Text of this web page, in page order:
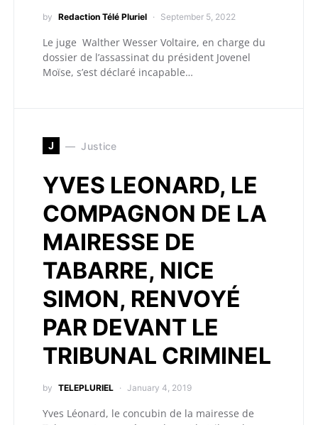
by Redaction Télé Pluriel September 5, 2022
Le juge Walther Wesser Voltaire, en charge du
dossier de l’assassinat du président Jovenel
Moïse, s’est déclaré incapable…
J Justice
YVES LEONARD, LE
COMPAGNON DE LA
MAIRESSE DE
TABARRE, NICE
SIMON, RENVOYÉ
PAR DEVANT LE
TRIBUNAL CRIMINEL
by TELEPLURIEL January 4, 2019
Yves Léonard, le concubin de la mairesse de